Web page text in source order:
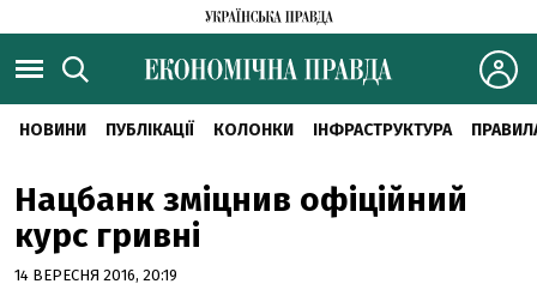
НОВИНИ ПУБЛІКАЦІЇ КОЛОНКИ ІНФРАСТРУКТУРА
Нацбанк зміцнив офіційний
курс гривні
14 ВЕРЕСНЯ 2016, 20:19